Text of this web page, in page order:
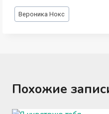
Метки
записи:
Вероника Нокс
Похожие